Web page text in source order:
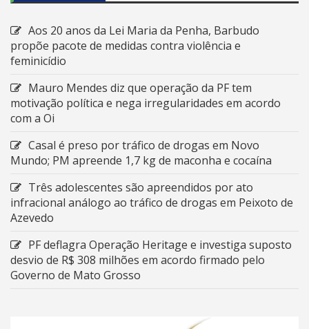
Aos 20 anos da Lei Maria da Penha, Barbudo
propõe pacote de medidas contra violência e
feminicídio
Mauro Mendes diz que operação da PF tem
motivação política e nega irregularidades em acordo
com a Oi
Casal é preso por tráfico de drogas em Novo
Mundo; PM apreende 1,7 kg de maconha e cocaína
Três adolescentes são apreendidos por ato
infracional análogo ao tráfico de drogas em Peixoto de
Azevedo
PF deflagra Operação Heritage e investiga suposto
desvio de R$ 308 milhões em acordo firmado pelo
Governo de Mato Grosso